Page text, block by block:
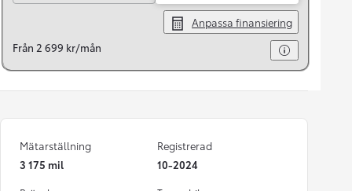
Anpassa finansiering
Från 2 699 kr/mån
Mätarställning
3 175 mil
Registrerad
10-2024